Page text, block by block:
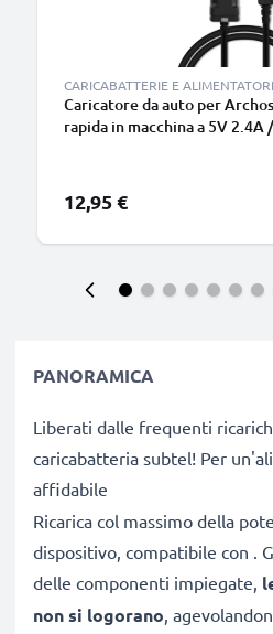
CARICABATTERIE E ALIMENTATORI
Caricatore da auto per
rapida in macchina a 5V 2.4A
12,95 €
PANORAMICA
Liberati dalle frequenti
caricabatteria subtel! Per
affidabile
Ricarica col massimo della
dispositivo, compatibile con .
delle componenti impiegate,
non si logorano,